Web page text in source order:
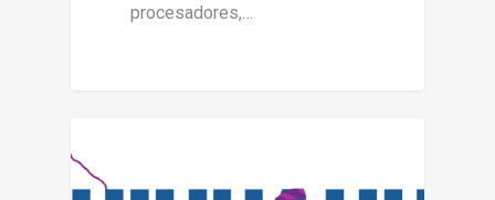
procesadores,…